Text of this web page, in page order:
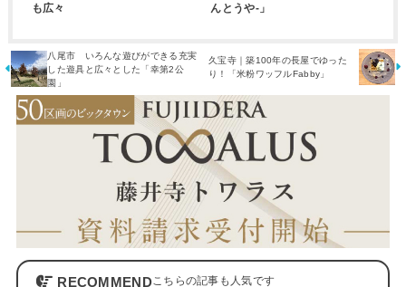
も広々
んとうや-」
八尾市 いろんな遊びができる充実
した遊具と広々とした「幸第2公
園」
久宝寺｜築100年の長屋でゆった
り！「米粉ワッフルFabby」
RECOMMEND